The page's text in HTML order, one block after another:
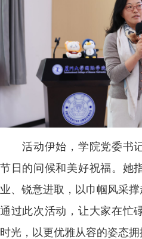
活动伊始，学院党委书
节日的问候和美好祝福。她
业、锐意进取，以巾帼风采
通过此次活动，让大家在忙
时光，以更优雅从容的姿态拥